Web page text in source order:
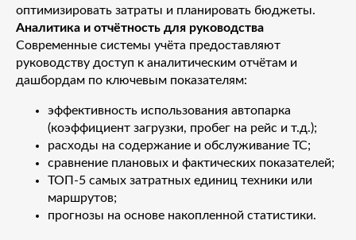
оптимизировать затраты и планировать бюджеты.
Аналитика и отчётность для руководства
Современные системы учёта предоставляют
руководству доступ к аналитическим отчётам и
дашбордам по ключевым показателям:
эффективность использования автопарка
(коэффициент загрузки, пробег на рейс и т.д.);
расходы на содержание и обслуживание ТС;
сравнение плановых и фактических показателей;
ТОП-5 самых затратных единиц техники или
маршрутов;
прогнозы на основе накопленной статистики.